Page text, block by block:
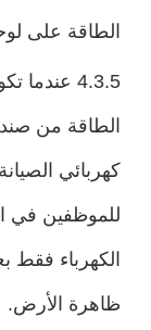
الطاقة على
4.3.5
الطاقة من
كهربائي
للموظفين في
الكهرباء فقط
ظاهرة الأرض.